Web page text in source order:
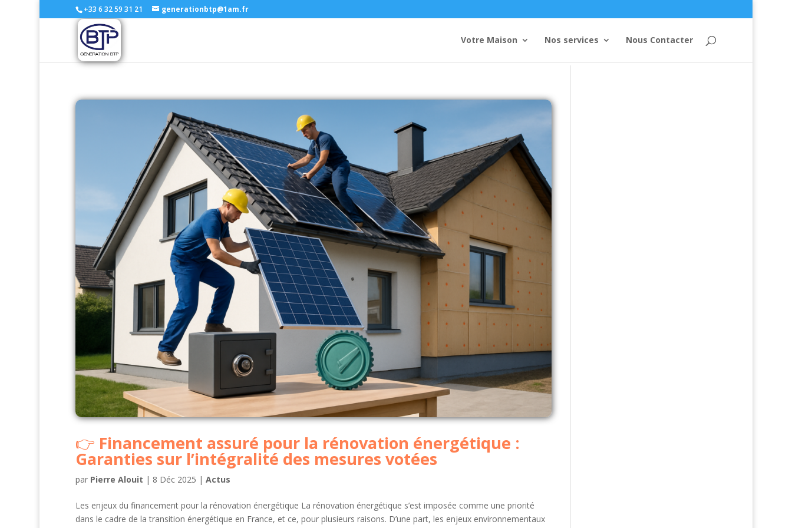
+33 6 32 59 31 21 generationbtp@1am.fr
Votre Maison Nos services Nous Contacter
Financement assuré pour la rénovation énergétique :
Garanties sur l’intégralité des mesures votées
par Pierre Alouit | 8 Déc 2025 | Actus
Les enjeux du financement pour la rénovation énergétique La rénovation énergétique s’est imposée comme une priorité
dans le cadre de la transition énergétique en France, et ce, pour plusieurs raisons. D’une part, les enjeux environnementaux